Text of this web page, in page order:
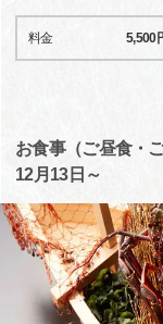
料金 5,500
お食事（ご昼食
12月13日～